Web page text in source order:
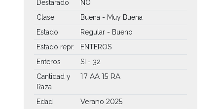
Destarado
NO
Clase
Buena - Muy Buena
Estado
Regular - Bueno
Estado repr.
ENTEROS
Enteros
SI - 32
Cantidad y
Raza
17 AA 15 RA
Edad Verano 2025